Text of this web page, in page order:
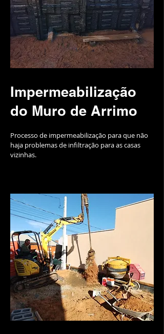
Impermeabilização
do Muro de Arrimo
Processo de impermeabilização para que não
haja problemas de infiltração para as casas
vizinhas.